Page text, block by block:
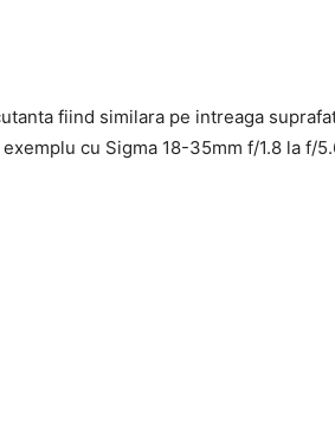
fiind similara pe intreaga
cu Sigma 18-35mm f/1.8 la f/